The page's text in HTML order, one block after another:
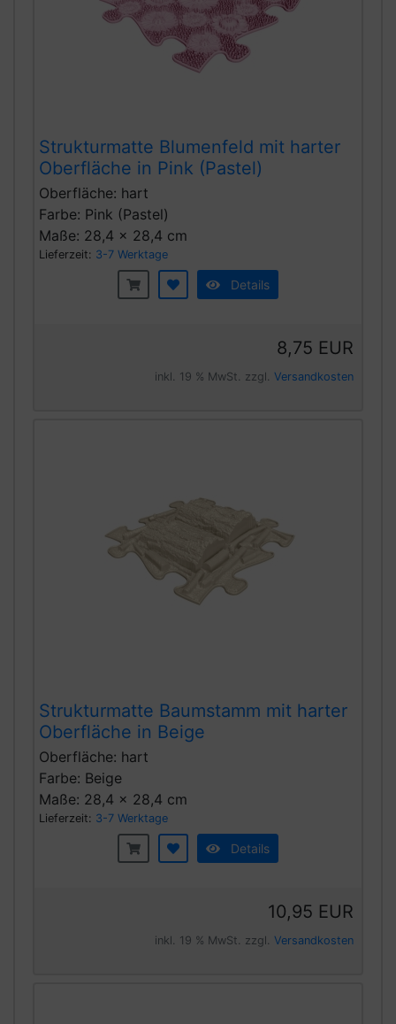
Strukturmatte Blumenfeld mit harter
Oberfläche in Pink (Pastel)
Oberfläche: hart
Farbe: Pink (Pastel)
Maße: 28,4 x 28,4 cm
Lieferzeit: 3-7 Werktage
Details
8,75 EUR
inkl. 19 % MwSt. zzgl. Versandkosten
Strukturmatte Baumstamm mit harter
Oberfläche in Beige
Oberfläche: hart
Farbe: Beige
Maße: 28,4 x 28,4 cm
Lieferzeit: 3-7 Werktage
Details
10,95 EUR
inkl. 19 % MwSt. zzgl. Versandkosten